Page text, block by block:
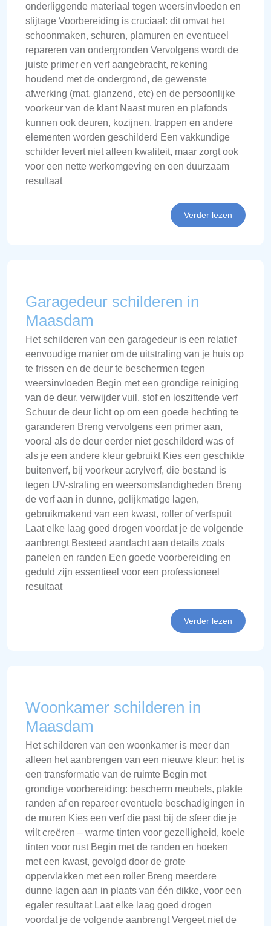
onderliggende materiaal tegen weersinvloeden en
slijtage Voorbereiding is cruciaal: dit omvat het
schoonmaken, schuren, plamuren en eventueel
repareren van ondergronden Vervolgens wordt de
juiste primer en verf aangebracht, rekening
houdend met de ondergrond, de gewenste
afwerking (mat, glanzend, etc) en de persoonlijke
voorkeur van de klant Naast muren en plafonds
kunnen ook deuren, kozijnen, trappen en andere
elementen worden geschilderd Een vakkundige
schilder levert niet alleen kwaliteit, maar zorgt ook
voor een nette werkomgeving en een duurzaam
resultaat
Verder lezen
Garagedeur schilderen in
Maasdam
Het schilderen van een garagedeur is een relatief
eenvoudige manier om de uitstraling van je huis op
te frissen en de deur te beschermen tegen
weersinvloeden Begin met een grondige reiniging
van de deur, verwijder vuil, stof en loszittende verf
Schuur de deur licht op om een goede hechting te
garanderen Breng vervolgens een primer aan,
vooral als de deur eerder niet geschilderd was of
als je een andere kleur gebruikt Kies een geschikte
buitenverf, bij voorkeur acrylverf, die bestand is
tegen UV-straling en weersomstandigheden Breng
de verf aan in dunne, gelijkmatige lagen,
gebruikmakend van een kwast, roller of verfspuit
Laat elke laag goed drogen voordat je de volgende
aanbrengt Besteed aandacht aan details zoals
panelen en randen Een goede voorbereiding en
geduld zijn essentieel voor een professioneel
resultaat
Verder lezen
Woonkamer schilderen in
Maasdam
Het schilderen van een woonkamer is meer dan
alleen het aanbrengen van een nieuwe kleur; het is
een transformatie van de ruimte Begin met
grondige voorbereiding: bescherm meubels, plakte
randen af en repareer eventuele beschadigingen in
de muren Kies een verf die past bij de sfeer die je
wilt creëren – warme tinten voor gezelligheid, koele
tinten voor rust Begin met de randen en hoeken
met een kwast, gevolgd door de grote
oppervlakken met een roller Breng meerdere
dunne lagen aan in plaats van één dikke, voor een
egaler resultaat Laat elke laag goed drogen
voordat je de volgende aanbrengt Vergeet niet de